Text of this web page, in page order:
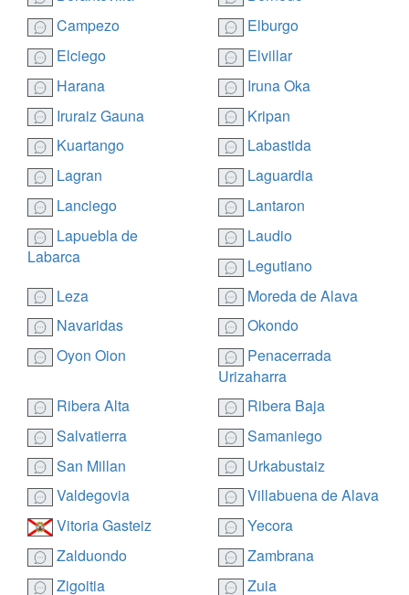
Campezo
Elburgo
Elciego
Elvillar
Harana
Iruna Oka
Iruraiz Gauna
Kripan
Kuartango
Labastida
Lagran
Laguardia
Lanciego
Lantaron
Lapuebla de
Labarca
Laudio
Legutiano
Leza
Moreda de Alava
Navaridas
Okondo
Oyon Oion
Penacerrada
Urizaharra
Ribera Alta
Ribera Baja
Salvatierra
Samaniego
San Millan
Urkabustaiz
Valdegovia
Villabuena de Alava
Vitoria Gasteiz
Yecora
Zalduondo
Zambrana
Zigoitia
Zuia